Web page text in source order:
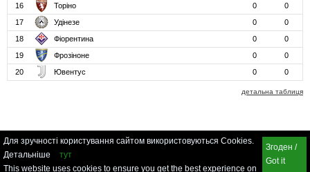
16
Торіно 0
0
17
Удінезе 0
0
18
Фіорентина 0
0
19
Фрозіноне 0
0
20
Ювентус 0 0
детальна таблиця
Для зручності користування сайтом використовуються Cookies.
Детальніше
тут
This website uses cookies to ensure you get the best experience on
Згоден /
Got it